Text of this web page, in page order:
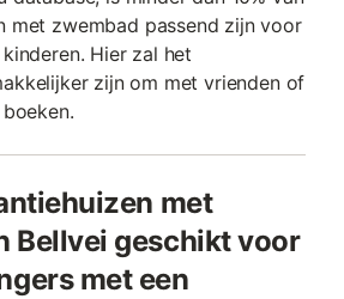
met zwembad passend zijn voor
Hier zal het
zijn om met vrienden of
met
Bellvei geschikt voor
met een